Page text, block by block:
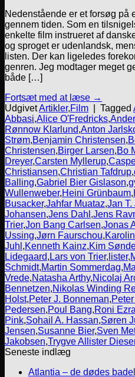
Nedenstående er et forsøg på
gennem tiden. Som en
enkelte film instrueret af
og sproget er udenlandsk,
listen. Der kan ligeledes
genren. Jeg modtager meget
både […]
Fortsæt med at læse →
UdgivetArtikler,Film Tagged
Abbasi,Alice O'Fredricks,
Rønnow Klarlund,Anton
Strøm,Benjamin Christensen,
Christensen,Birger Larsen,Bo
Dreyer,Carsten Myllerup,
Christiansen,Christian Tafdrup,
Balling,Gabriel Bier Gislason,
Wullenweber,Heini Grünbaum,
Busacker,Jahfar Muataz,Jan T.
Johansen,Jens Dahl ,Jens
Trier,Jon Bang Carlsen,Jonas
Ussing,Jørn Faurschou,
Juhl ,Kenneth Kainz,Kim
Lidegaard, Lars von Trier, lister,
Schmidt,Martin Sommerdag,
Vrede,Natasha Arthy,Nicolaj
Bennetzen,Nikolas Winding
Holst,Peter J. Bonneman,
Pedersen,Poul Bang,Roni Ezra
Pink,Sohail A. Hassan,Søren
Jensen,Susanne Bier,Sven
Jakobsen,Trygve Allister
Seneste indlæg
Atlantia – de dødes